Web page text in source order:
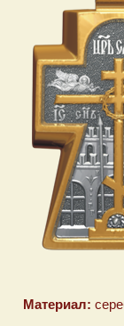
Материал: